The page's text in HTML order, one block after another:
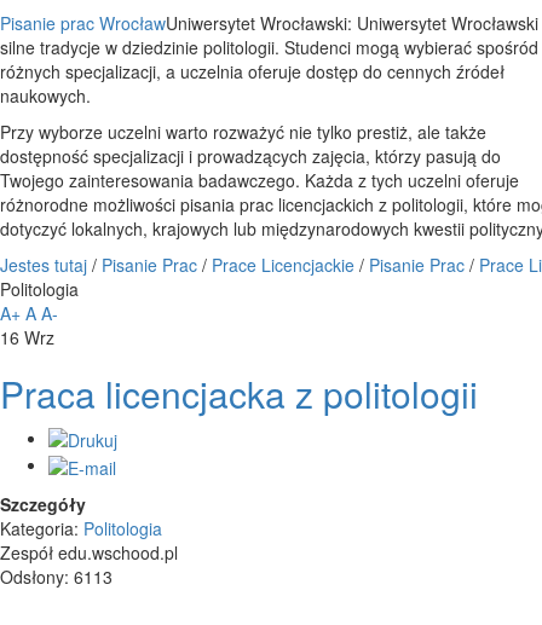
Pisanie prac WrocławUniwersytet Wrocławski: Uniwersytet
silne tradycje w dziedzinie politologii. Studenci mogą wybierać spośród
różnych specjalizacji, a uczelnia oferuje dostęp do cennych źródeł
naukowych.
Przy wyborze uczelni warto rozważyć nie tylko prestiż, ale także
dostępność specjalizacji i prowadzących zajęcia, którzy pasują do
Twojego zainteresowania badawczego. Każda z tych uczelni oferuje
różnorodne możliwości pisania prac licencjackich z politologii, które
dotyczyć lokalnych, krajowych lub międzynarodowych kwestii
Jestes tutaj / Pisanie Prac / Prace Licencjackie / Pisanie Prac / Prace
Politologia
A+ A A-
16 Wrz
Praca licencjacka z politologii
Szczegóły
Kategoria: Politologia
Zespół edu.wschood.pl
Odsłony: 6113